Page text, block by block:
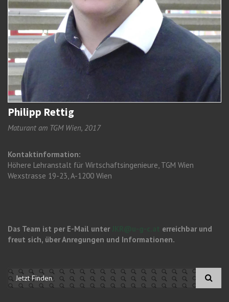
Philipp Rettig
Maturant am TGM Wien, 2017
Kontaktinformation:
Höhere Lehranstalt für Wirtschaftsingenieure, TGM Wien
Wexstrasse 19-23, A-1200 Wien
Das Team ist per E-Mail unter
erreichbar und
freut sich, über Anregungen und Informationen.
Suchformular